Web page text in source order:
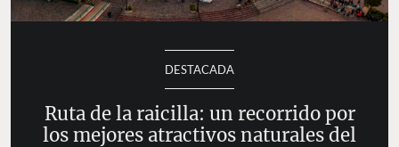
DESTACADA
Ruta de la raicilla: un recorrido por
los mejores atractivos naturales del